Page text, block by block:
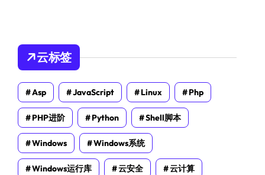
云标签
Asp JavaScript Linux Php
PHP进阶 Python Shell脚本
Windows Windows系统
Windows运行库 云安全 云计算